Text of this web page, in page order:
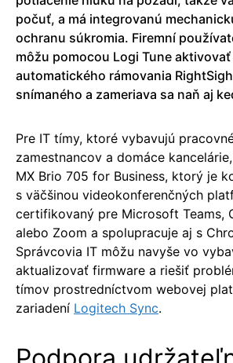
počuť, a má integrovanú
ochranu súkromia. Firemní
môžu pomocou Logi Tune
automatického rámovania
snímaného a zameriava sa naň aj
Pre IT tímy, ktoré vybavujú
zamestnancov a domáce
MX Brio 705 for Business, ktorý je
s väčšinou videokonferenčných
certifikovaný pre Microsoft Teams,
alebo Zoom a spolupracuje aj s
Správcovia IT môžu navyše vo
aktualizovať firmware a riešiť
tímov prostredníctvom webovej
zariadení Logitech Sync.